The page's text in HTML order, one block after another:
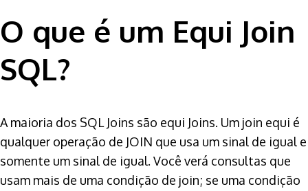
O que é um Equi Join
SQL?
A maioria dos SQL Joins são equi Joins. Um join equi é
qualquer operação de JOIN que usa um sinal de igual e
somente um sinal de igual. Você verá consultas que
usam mais de uma condição de join; se uma condição